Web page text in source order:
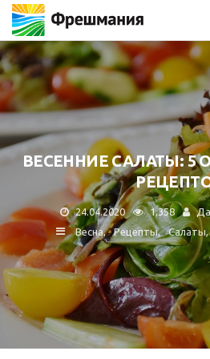
ВЕСЕННИЕ САЛАТЫ: 5
24.04.2020 1,358
Весна
Рецепты Салаты